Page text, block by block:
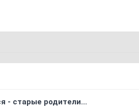
- старые родители...